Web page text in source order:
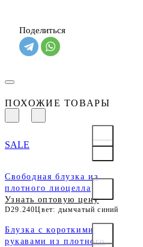
Поделиться
ПОХОЖИЕ ТОВАРЫ
Свободная блузка из
плотного лиоцелла
Узнать оптовую цену
D29.240Цвет: дымчатый синий
SALE
Блузка с короткими
рукавами из плотного